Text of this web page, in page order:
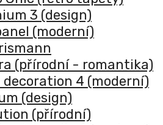
3 (design)
(moderní)
(přírodní - romantika)
decoration 4 (moderní)
(design)
(přírodní)